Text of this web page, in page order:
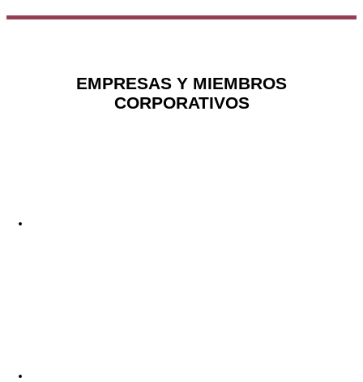
EMPRESAS Y MIEMBROS
CORPORATIVOS